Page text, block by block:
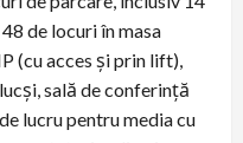
de locuri în masa
(cu acces și prin lift),
sală de conferință
lucru pentru media cu